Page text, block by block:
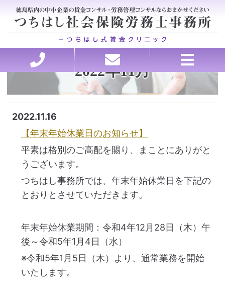
ホーム
労務の処方箋
ごあいさつ
理念・行動指針
お客様の声
事務所概要
アクセス
料金
セミナー講師承ります
お問い合わせ
2022年11月
2022.11.16
【年末年始休業日のお知らせ】
平素は格別のご高配を賜り、まことにありがと
うございます。
つちはし事務所では、年末年始休業日を下記の
とおりとさせていただきます。
年末年始休業期間：令和4年12月28日（木）午
後～令和5年1月4日（水）
※令和5年1月5日（木）より、通常業務を開始
いたします。